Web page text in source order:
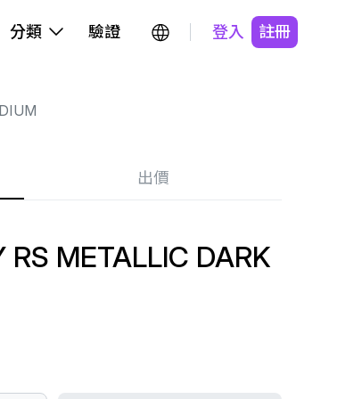
分類 驗證 登入 註冊
出價
RS METALLIC DARK